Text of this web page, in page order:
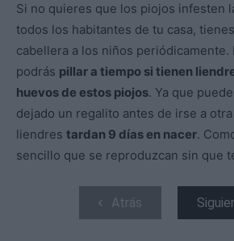
Si no quieres que los piojos infesten
todos los habitantes de tu casa,
cabellera a los niños periódicamente.
podrás pillar a tiempo si tienen
huevos de estos piojos. Ya que
dejado un regalito antes de irse a otra
liendres tardan 9 días en nacer.
sencillo que se reproduzcan sin que
Atrás